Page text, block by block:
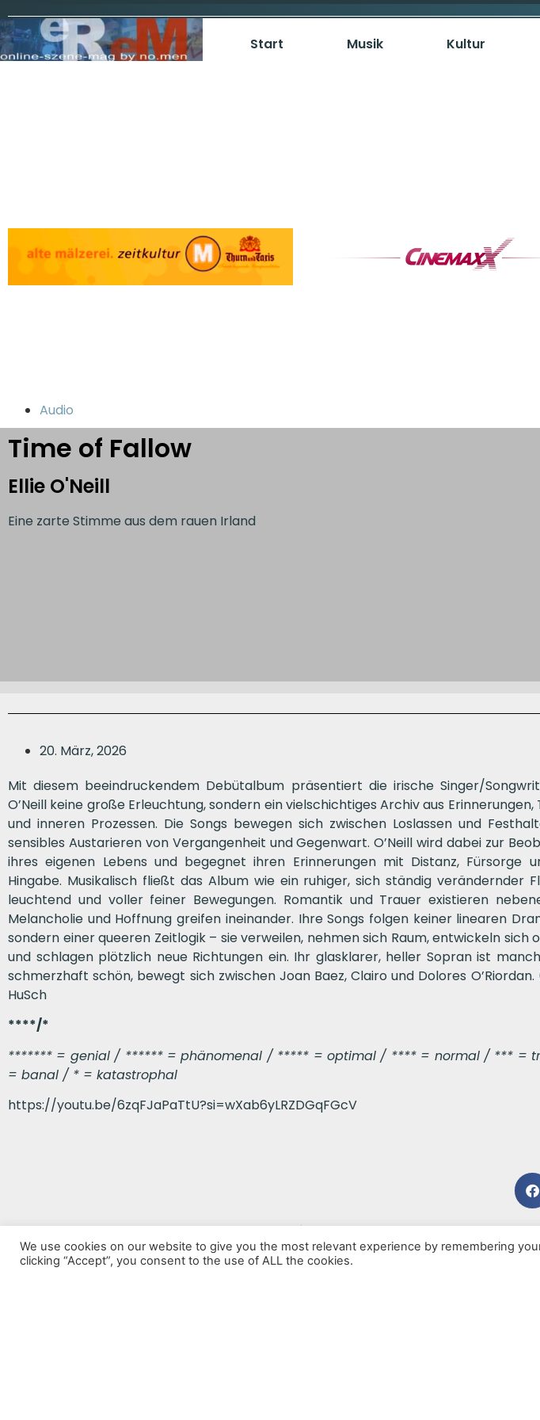
Start Musik Kultur
Audio
Time of Fallow
Ellie O'Neill
Eine zarte Stimme aus dem rauen Irland
20. März, 2026
Mit diesem beeindruckendem Debütalbum präsentiert die irische Singer/
O’Neill keine große Erleuchtung, sondern ein vielschichtiges Archiv aus Erinnerungen,
und inneren Prozessen. Die Songs bewegen sich zwischen Loslassen und
sensibles Austarieren von Vergangenheit und Gegenwart. O’Neill wird dabei zur
ihres eigenen Lebens und begegnet ihren Erinnerungen mit Distanz, Fürsorge
Hingabe. Musikalisch fließt das Album wie ein ruhiger, sich ständig verändernder
leuchtend und voller feiner Bewegungen. Romantik und Trauer existieren
Melancholie und Hoffnung greifen ineinander. Ihre Songs folgen keiner linearen
sondern einer queeren Zeitlogik – sie verweilen, nehmen sich Raum, entwickeln sich
und schlagen plötzlich neue Richtungen ein. Ihr glasklarer, heller Sopran ist
schmerzhaft schön, bewegt sich zwischen Joan Baez, Clairo und Dolores
HuSch
****/*
******* = genial / ****** = phänomenal / ***** = optimal / **** = normal / *** =
= banal / * = katastrophal
https://youtu.be/6zqFJaPaTtU?si=wXab6yLRZDGqFGcV
Die fetten Haare sind vorbei Weltmarktführer befiehl – Wir
We use cookies on our website to give you the most relevant experience by remembering
clicking “Accept”, you consent to the use of ALL the cookies.